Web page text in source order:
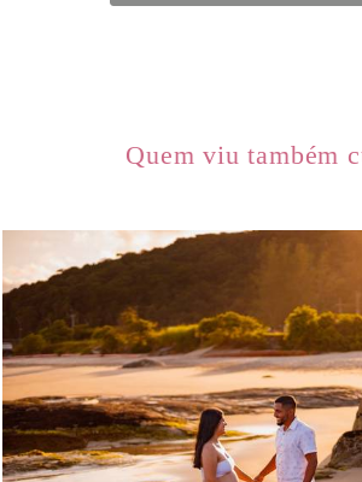
Quem viu também